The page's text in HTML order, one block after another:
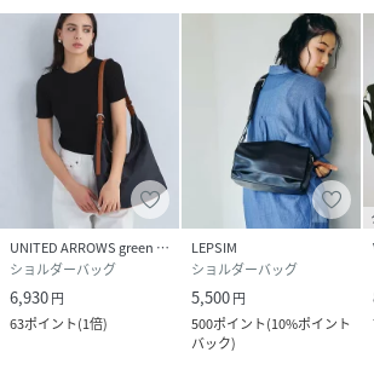
UNITED ARROWS green label relaxing
ショルダーバッグ
6,930円
63ポイント(1倍)
LEPSIM
ショルダーバッグ
5,500円
500ポイント(10%ポイント
バック)